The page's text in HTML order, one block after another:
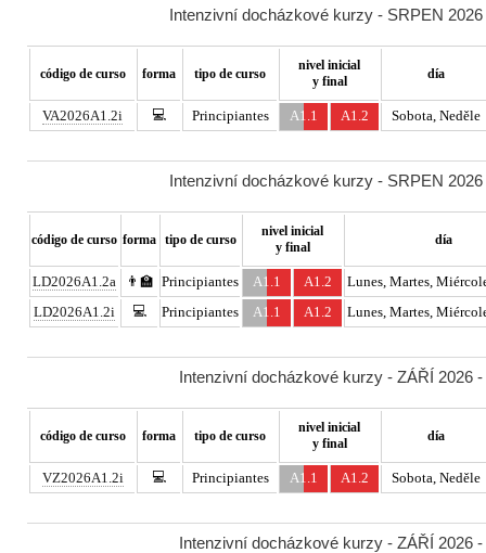
Intenzivní docházkové kurzy - SRPEN
código de curso forma tipo de curso
nivel inicial
y final
día
VA2026A1.2i 💻 Principiantes A1.1 A1.2 Sobota, Neděle
Intenzivní docházkové kurzy - SRPEN
código de curso forma tipo de curso
nivel inicial
y final
día
LD2026A1.2a 👨‍🏫 Principiantes A1.1 A1.2
Lunes, Martes,
LD2026A1.2i
💻 Principiantes A1.1 A1.2 Lunes, Martes,
Intenzivní docházkové kurzy - ZÁŘÍ 2026
código de curso forma tipo de curso
nivel inicial
y final
día
VZ2026A1.2i 💻 Principiantes A1.1 A1.2 Sobota, Neděle
Intenzivní docházkové kurzy - ZÁŘÍ 2026